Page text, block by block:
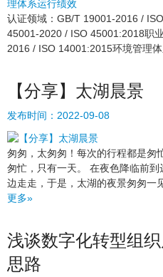
认证领域：GB/T 19001-2016 /
45001-2020 / ISO 45001:2018职
2016 / ISO 14001:2015环境管理体
【分享】太湖晨景
发布时间： 2022-09-08
匆匆，太匆匆！每次的行程都是匆
匆忙，只有一天。 在夜色降临前
边走走，于是，太湖的夜景匆匆一
更多»
浅谈数字化转型组
思路